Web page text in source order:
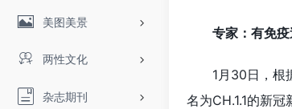
美图美景
两性文化
杂志期刊
专家：有免
1月30日，根
名为CH.1.1的新